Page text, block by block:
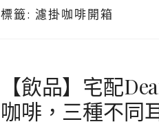
標籤: 濾掛咖啡開箱
【飲品】宅配
咖啡，三種不同